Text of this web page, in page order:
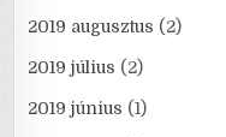
2019 augusztus (2)
2019 július (2)
2019 június (1)